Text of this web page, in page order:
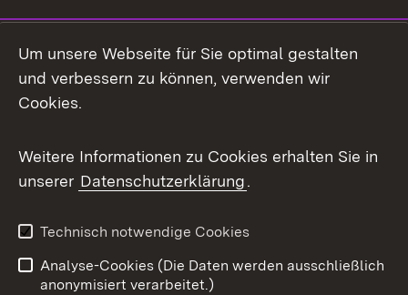
Facebook
X / Twitter
Youtube
Impressum
Kontakt
Um unsere Webseite für Sie optimal gestalten
und verbessern zu können, verwenden wir
Cookies.
Weitere Informationen zu Cookies erhalten Sie in
unserer Datenschutzerklärung.
Technisch notwendige Cookies
Analyse-Cookies (Die Daten werden ausschließlich
anonymisiert verarbeitet.)